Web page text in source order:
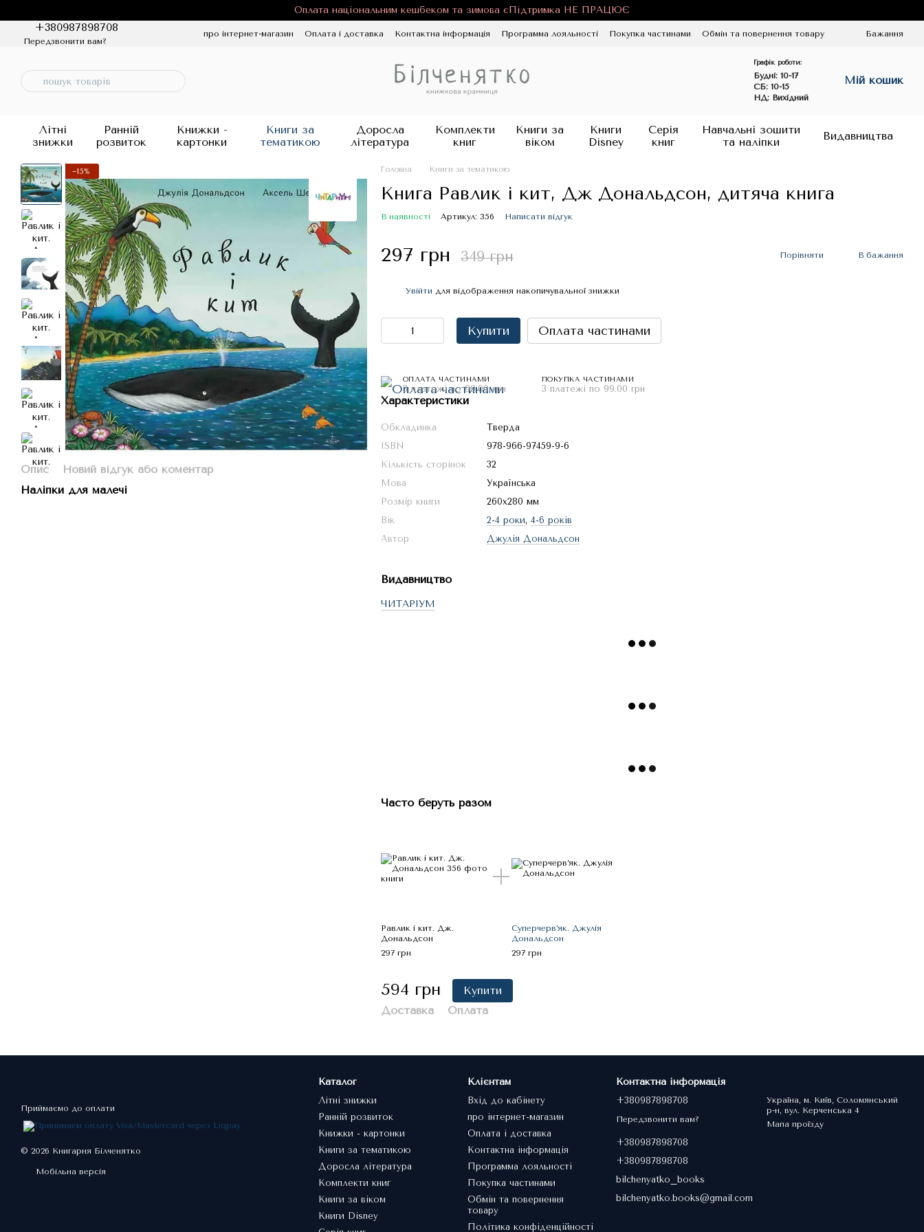
Оплата національним кешбеком та зимова єПідтримка НЕ ПРАЦЮЄ
+380987898708
Передзвонити вам?
про інтернет-магазин Оплата і доставка Контактна інформація Программа лояльності Покупка частинами
Обмін та повернення товару
Бажання
Графік роботи:
Будні: 10-17
СБ: 10-15
НД: Вихідний
Мій кошик
Літні
знижки
Ранній
розвиток
Книжки -
картонки
Книги за
тематикою
Доросла
література
Комплекти
книг
Книги за
віком
Книги
Disney
Серія
книг
Навчальні зошити
та наліпки
Видавництва
−15%
Опис
Новий відгук або коментар
Наліпки для малечі
Головна Книги за тематикою
Книга Равлик і кит, Дж Дональдсон, дитяча книга
В наявності Артикул: 356 Написати відгук
297 грн 349 грн Порівняти В бажання
Увійти для відображення накопичувальної знижки
Купити Оплата частинами
ОПЛАТА ЧАСТИНАМИ
3 платежі по 99.00 грн
ПОКУПКА ЧАСТИНАМИ
3 платежі по 99.00 грн
Характеристики
Обкладинка
Тверда
ISBN
978-966-97459-9-6
Кількість сторінок
32
Мова
Українська
Розмір книги
260х280 мм
Вік
2-4 роки, 4-6 років
Автор
Джулія Дональдсон
Видавництво
ЧИТАРІУМ
Часто беруть разом
Равлик і кит. Дж.
Дональдсон
297 грн
Суперчерв’як. Джулія
Дональдсон
297 грн
594 грн
Купити
Доставка
Оплата
Приймаємо до оплати
© 2026 Книгарня Білченятко
Мобільна версія
Каталог
Літні знижки
Ранній розвиток
Книжки - картонки
Книги за тематикою
Доросла література
Комплекти книг
Книги за віком
Книги Disney
Клієнтам
Вхід до кабінету
про інтернет-магазин
Оплата і доставка
Контактна інформація
Программа лояльності
Покупка частинами
Обмін та повернення
товару
Політика конфіденційності
Контактна інформація
+380987898708
Передзвонити вам?
+380987898708
+380987898708
bilchenyatko_books
bilchenyatko.books@gmail.com
Україна, м. Київ, Соломянський
р-н, вул. Керченська 4
Мапа проїзду